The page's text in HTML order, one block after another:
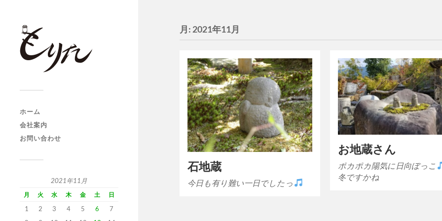
ホーム
会社案内
お問い合わせ
2021年11月
月 火 水 木 金 土 日
1 2 3 4 5 6
7
月: 2021年11月
石地蔵
今日も有り難い一日でしたっ
お地蔵さん
ポカポカ陽気に日向ぼっこ
冬ですかね